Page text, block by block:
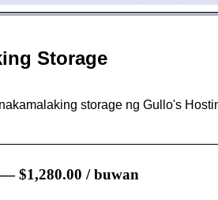
Storage
storage ng Gullo's
— $1,280.00 / buwan